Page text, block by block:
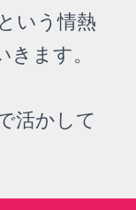
いう情熱
ます。
活かして